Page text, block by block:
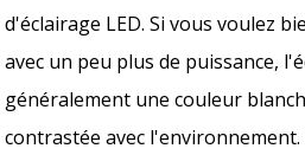
d'éclairage LED. Si vous voulez
avec un peu plus de puissance,
généralement une couleur
contrastée avec l'environnement.